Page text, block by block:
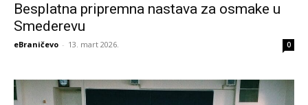
Besplatna pripremna nastava za osmake u
Smederevu
eBraničevo - 13. mart 2026. 0